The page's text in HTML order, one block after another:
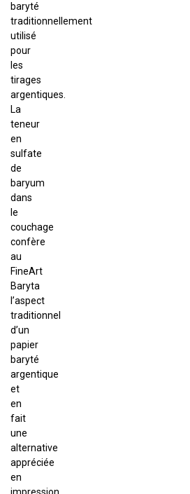
baryté
traditionnellement
utilisé
pour
les
tirages
argentiques.
La
teneur
en
sulfate
de
baryum
dans
le
couchage
confère
au
FineArt
Baryta
l’aspect
traditionnel
d’un
papier
baryté
argentique
et
en
fait
une
alternative
appréciée
en